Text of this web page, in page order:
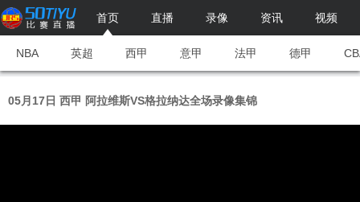
首页 直播 录像 资讯 视频
NBA 英超 西甲 意甲 法甲 德甲
05月17日 西甲 阿拉维斯VS格拉纳达全场录像集锦